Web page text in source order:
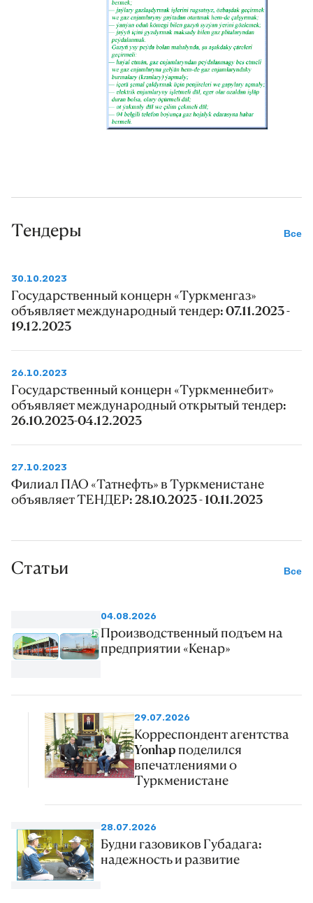
Тендеры Все
30.10.2023
Государственный концерн «Туркменгаз»
объявляет международный тендер: 07.11.2023 -
19.12.2023
26.10.2023
Государственный концерн «Туркменнебит»
объявляет международный открытый тендер:
26.10.2023-04.12.2023
27.10.2023
Филиал ПАО «Татнефть» в Туркменистане
объявляет ТЕНДЕР: 28.10.2023 - 10.11.2023
Статьи Все
04.08.2026
Производственный подъем на
предприятии «Кенар»
29.07.2026
Корреспондент агентства
Yonhap поделился
впечатлениями о
Туркменистане
28.07.2026
Будни газовиков Губадага:
надежность и развитие